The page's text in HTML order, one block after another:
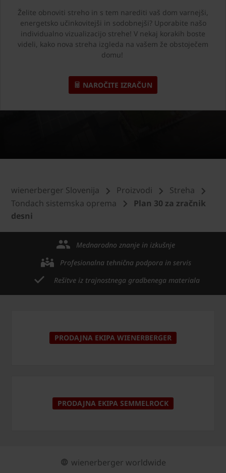
Želite obnoviti streho in s tem narediti vaš dom varnejši,
energetsko učinkovitejši in sodobnejši? Uporabite našo
individualno vizualizacijo strehe! V nekaj korakih boste
videli, kako nova streha izgleda na vašem že obstoječem
domu!
NAROČITE IZRAČUN
wienerberger Slovenija Proizvodi
Streha
Tondach sistemska oprema
Plan 30 za zračnik
desni
Mednarodno znanje in izkušnje
Profesionalna tehnična podpora in servis
Rešitve iz trajnostnega gradbenega materiala
PRODAJNA EKIPA WIENERBERGER
PRODAJNA EKIPA SEMMELROCK
wienerberger worldwide